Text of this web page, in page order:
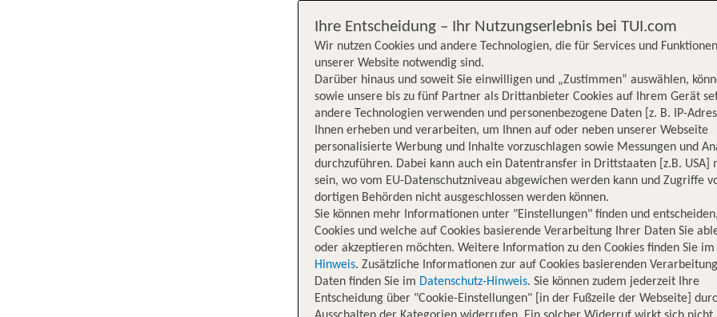
Ihre Entscheidung – Ihr Nutzungserlebnis bei TUI.com
Wir nutzen Cookies und andere Technologien, die für Services und
unserer Website notwendig sind.
Darüber hinaus und soweit Sie einwilligen und „Zustimmen“ auswählen,
sowie unsere bis zu fünf Partner als Drittanbieter Cookies auf Ihrem Gerät
andere Technologien verwenden und personenbezogene Daten [z. B. IP-
Ihnen erheben und verarbeiten, um Ihnen auf oder neben unserer Webseite
personalisierte Werbung und Inhalte vorzuschlagen sowie Messungen und
durchzuführen. Dabei kann auch ein Datentransfer in Drittstaaten [z.B. USA]
sein, wo vom EU-Datenschutzniveau abgewichen werden kann und Zugriffe
dortigen Behörden nicht ausgeschlossen werden können.
Sie können mehr Informationen unter "Einstellungen" finden und
Cookies und welche auf Cookies basierende Verarbeitung Ihrer Daten Sie
oder akzeptieren möchten. Weitere Information zu den Cookies finden Sie im
Hinweis. Zusätzliche Informationen zur auf Cookies basierenden
Daten finden Sie im Datenschutz-Hinweis. Sie können zudem jederzeit Ihre
Entscheidung über "Cookie-Einstellungen" [in der Fußzeile der Webseite]